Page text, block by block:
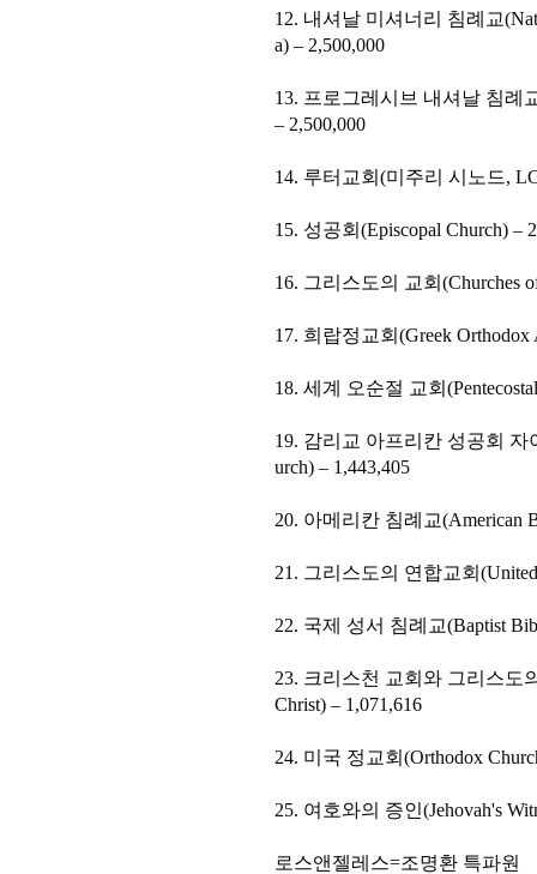
12. 내셔날 미셔너리 침례교
a) – 2,500,000
13. 프로그레시브 내셔날 침례
– 2,500,000
14. 루터교회(미주리 시노드,
15. 성공회(Episcopal Church) –
16. 그리스도의 교회(Churches
17. 희랍정교회(Greek Orthodox
18. 세계 오순절 교회
19. 감리교 아프리칸 성공회 자
urch) – 1,443,405
20. 아메리칸 침례교(American
21. 그리스도의 연합교회
22. 국제 성서 침례교(Baptist
23. 크리스천 교회와 그리스도
Christ) – 1,071,616
24. 미국 정교회(Orthodox
25. 여호와의 증인(Jehovah's
로스앤젤레스=조명환 특파원